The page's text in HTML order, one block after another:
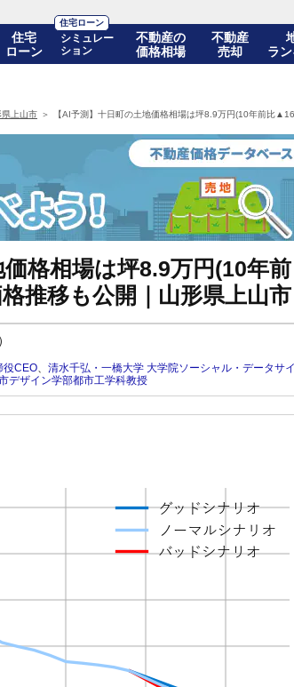
住宅
ローン
住宅ローン
シミュレー
ション
不動産の
価格相場
不動産
売却
ラ
県上山市 【AI予測】十日町の土地価格相場は坪8.9万円(10年前比
価格相場は坪8.9万円(10年前
推移も公開｜山形県上山市
役CEO、 清水千弘・一橋大学 大学院ソーシャル・データサ
デザイン学部都市工学科教授